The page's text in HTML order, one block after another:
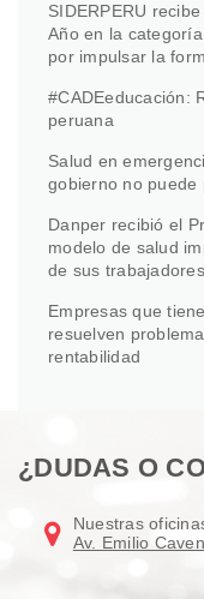
SIDERPERU
Año en la
por impulsar la
#CADEeducación:
peruana
Salud en
gobierno no puede
Danper recibió el
modelo de salud
de sus trabajadores
Empresas que
resuelven
rentabilidad
¿DUDAS O
Nuestras
Av. Emilio